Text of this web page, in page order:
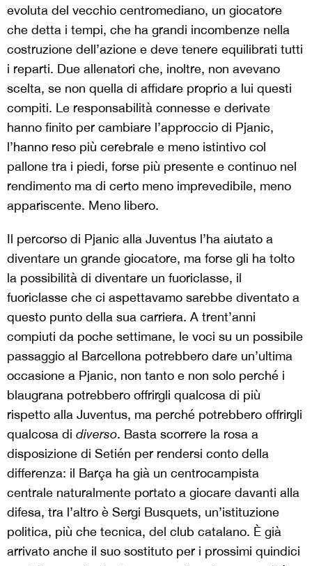
evoluta del vecchio centromediano, un giocatore
che detta i tempi, che ha grandi incombenze nella
costruzione dell’azione e deve tenere equilibrati tutti
i reparti. Due allenatori che, inoltre, non avevano
scelta, se non quella di affidare proprio a lui questi
compiti. Le responsabilità connesse e derivate
hanno finito per cambiare l’approccio di Pjanic,
l’hanno reso più cerebrale e meno istintivo col
pallone tra i piedi, forse più presente e continuo nel
rendimento ma di certo meno imprevedibile, meno
appariscente. Meno libero.
Il percorso di Pjanic alla Juventus l’ha aiutato a
diventare un grande giocatore, ma forse gli ha tolto
la possibilità di diventare un fuoriclasse, il
fuoriclasse che ci aspettavamo sarebbe diventato a
questo punto della sua carriera. A trent’anni
compiuti da poche settimane, le voci su un possibile
passaggio al Barcellona potrebbero dare un’ultima
occasione a Pjanic, non tanto e non solo perché i
blaugrana potrebbero offrirgli qualcosa di più
rispetto alla Juventus, ma perché potrebbero offrirgli
qualcosa di diverso. Basta scorrere la rosa a
disposizione di Setién per rendersi conto della
differenza: il Barça ha già un centrocampista
centrale naturalmente portato a giocare davanti alla
difesa, tra l’altro è Sergi Busquets, un’istituzione
politica, più che tecnica, del club catalano. È già
arrivato anche il suo sostituto per i prossimi quindici